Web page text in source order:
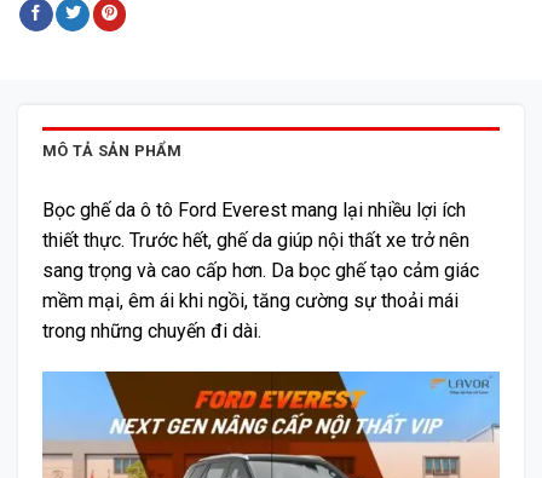
MÔ TẢ SẢN PHẨM
Bọc ghế da ô tô Ford Everest mang lại nhiều lợi ích
thiết thực. Trước hết, ghế da giúp nội thất xe trở nên
sang trọng và cao cấp hơn. Da bọc ghế tạo cảm giác
mềm mại, êm ái khi ngồi, tăng cường sự thoải mái
trong những chuyến đi dài.